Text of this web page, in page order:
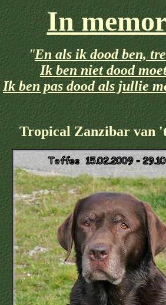
In
"En als ik dood ben,
Ik ben niet dood
Ik ben pas dood als jullie
Tropical Zanzibar van